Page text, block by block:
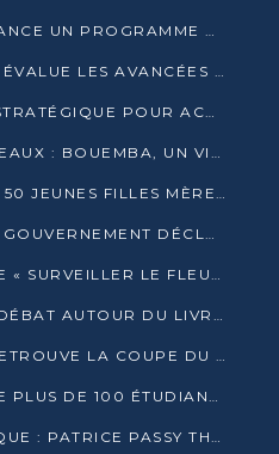
LA BANQUE MONDIALE LANCE UN PROGRAMME DE 394 MILLIONS DE DOLLARS POUR LE BASSIN DU CONGO
POINTE-NOIRE : LE PAPN ÉVALUE LES AVANCÉES DU MÔLE EST
ÉNERGIE : UN RAPPORT STRATÉGIQUE POUR ACCÉLÉRER LA TRANSITION AU CONGO
DÉPARTEMENT DES PLATEAUX : BOUEMBA, UN VIVIER ÉCONOMIQUE PRÊT À EXPLOSER
GOMA TSÉ-TSÉ : PLUS DE 50 JEUNES FILLES MÈRES SENSIBILISÉES À LA SANTÉ SEXUELLE
QUALIF AU MONDIAL : LE GOUVERNEMENT DÉCLARE LA JOURNÉE DU 1ER AVRIL 2026 CHÔMÉE ET PAYÉE
BRAZZAVILLE PROMET DE « SURVEILLER LE FLEUVE » APRÈS LA QUALIFICATION DE LA RDC AU MONDIAL
MÉDIAS ET ÉGALITÉ : UN DÉBAT AUTOUR DU LIVRE « CES FEMMES QUI REPRENNENT LE POUVOIR SUR LEUR VIE »
60 ANS APRÈS, LA RDC RETROUVE LA COUPE DU MONDE
CONGO TERMINAL FORME PLUS DE 100 ÉTUDIANTS AUX TECHNIQUES D’EMBAUCHE
INTELLIGENCE ÉCONOMIQUE : PATRICE PASSY THÉORISE UNE STRATÉGIE ADAPTÉE AUX CONTEXTES FRAGMENTÉS